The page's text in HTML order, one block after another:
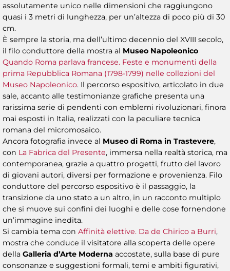
assolutamente unico nelle dimensioni che raggiungono
quasi i 3 metri di lunghezza, per un’altezza di poco più di 30
cm.
È sempre la storia, ma dell’ultimo decennio del XVIII secolo,
il filo conduttore della mostra al Museo Napoleonico
Quando Roma parlava francese. Feste e monumenti della
prima Repubblica Romana (1798-1799) nelle collezioni del
Museo Napoleonico. Il percorso espositivo, articolato in due
sale, accanto alle testimonianze grafiche presenta una
rarissima serie di pendenti con emblemi rivoluzionari, finora
mai esposti in Italia, realizzati con la peculiare tecnica
romana del micromosaico.
Ancora fotografia invece al Museo di Roma in Trastevere,
con La Fabrica del Presente, immersa nella realtà storica, ma
contemporanea, grazie a quattro progetti, frutto del lavoro
di giovani autori, diversi per formazione e provenienza. Filo
conduttore del percorso espositivo è il passaggio, la
transizione da uno stato a un altro, in un racconto multiplo
che si muove sui confini dei luoghi e delle cose fornendone
un’immagine inedita.
Si cambia tema con Affinità elettive. Da de Chirico a Burri,
mostra che conduce il visitatore alla scoperta delle opere
della Galleria d’Arte Moderna accostate, sulla base di pure
consonanze e suggestioni formali, temi e ambiti figurativi,